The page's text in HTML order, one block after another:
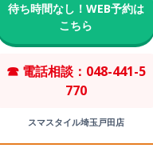
待ち時間なし！WEB予約は
こちら
☎ 電話相談：048-441-5
770
スマスタイル埼玉戸田店